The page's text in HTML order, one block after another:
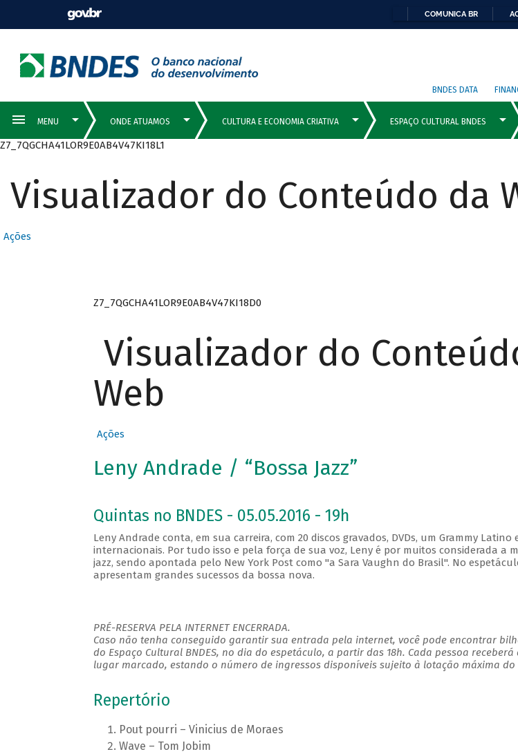
COMUNICA BR
BNDES DATA
Z7_7QGCHA41LOR9E0AB4V47KI18L1
Visualizador do Conteúdo da
Ações
Z7_7QGCHA41LOR9E0AB4V47KI18D0
Visualizador do
Web
Ações
Leny Andrade / “Bossa Jazz”
Quintas no BNDES - 05.05.2016 - 19h
Leny Andrade conta, em sua carreira, com 20 discos gravados, DVDs, um Grammy Latino
internacionais. Por tudo isso e pela força de sua voz, Leny é por muitos considerada a
jazz, sendo apontada pelo New York Post como "a Sara Vaughn do Brasil". No
apresentam grandes sucessos da bossa nova.
PRÉ-RESERVA PELA INTERNET ENCERRADA.
Caso não tenha conseguido garantir sua entrada pela internet, você pode encontrar
do Espaço Cultural BNDES, no dia do espetáculo, a partir das 18h. Cada pessoa
lugar marcado, estando o número de ingressos disponíveis sujeito à lotação máxima
Repertório
Pout pourri – Vinicius de Moraes
Wave – Tom Jobim